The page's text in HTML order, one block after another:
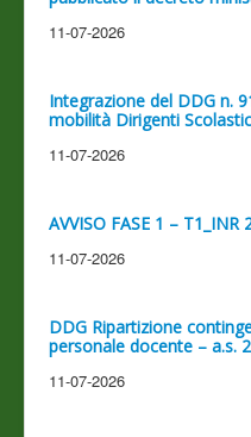
11-07-2026
Integrazione del DDG n.
mobilità Dirigenti
11-07-2026
AVVISO FASE 1 – T1_INR
11-07-2026
DDG Ripartizione
personale docente – a.s.
11-07-2026